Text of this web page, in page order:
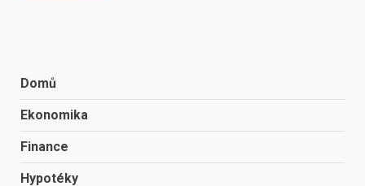
Domů
Ekonomika
Finance
Hypotéky